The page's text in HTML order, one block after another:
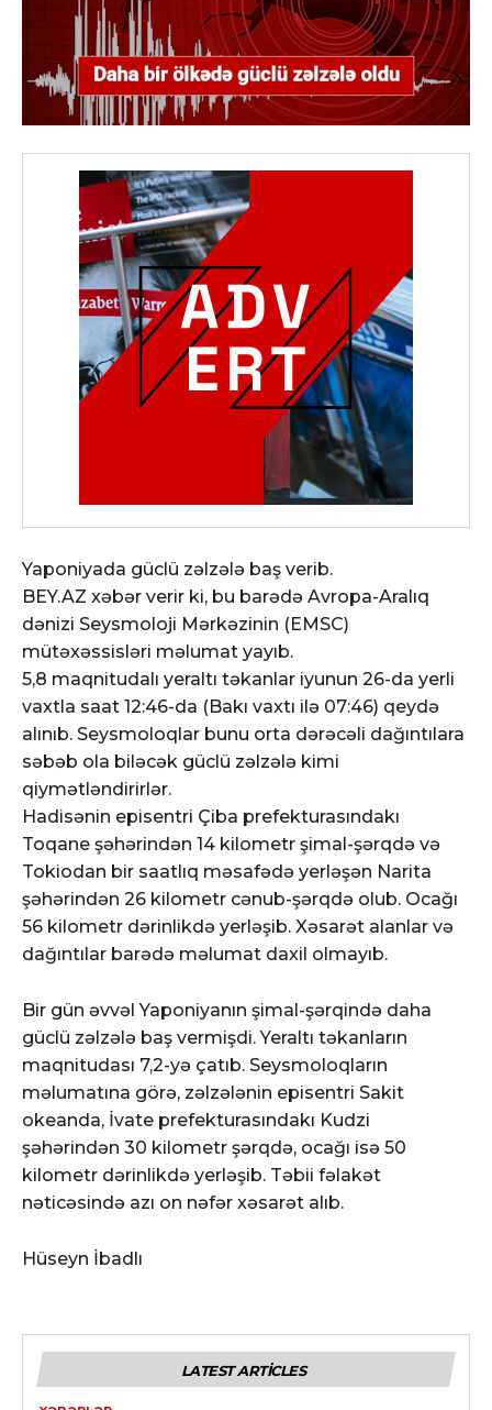
Yaponiyada güclü zəlzələ baş verib.
BEY.AZ xəbər verir ki, bu barədə Avropa-Aralıq
dənizi Seysmoloji Mərkəzinin (EMSC)
mütəxəssisləri məlumat yayıb.
5,8 maqnitudalı yeraltı təkanlar iyunun 26-da yerli
vaxtla saat 12:46-da (Bakı vaxtı ilə 07:46) qeydə
alınıb. Seysmoloqlar bunu orta dərəcəli dağıntılara
səbəb ola biləcək güclü zəlzələ kimi
qiymətləndirirlər.
Hadisənin episentri Çiba prefekturasındakı
Toqane şəhərindən 14 kilometr şimal-şərqdə və
Tokiodan bir saatlıq məsafədə yerləşən Narita
şəhərindən 26 kilometr cənub-şərqdə olub. Ocağı
56 kilometr dərinlikdə yerləşib. Xəsarət alanlar və
dağıntılar barədə məlumat daxil olmayıb.
Bir gün əvvəl Yaponiyanın şimal-şərqində daha
güclü zəlzələ baş vermişdi. Yeraltı təkanların
maqnitudası 7,2-yə çatıb. Seysmoloqların
məlumatına görə, zəlzələnin episentri Sakit
okeanda, İvate prefekturasındakı Kudzi
şəhərindən 30 kilometr şərqdə, ocağı isə 50
kilometr dərinlikdə yerləşib. Təbii fəlakət
nəticəsində azı on nəfər xəsarət alıb.
Hüseyn İbadlı
LATEST ARTICLES